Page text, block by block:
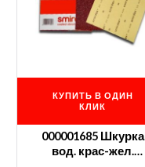
КУПИТЬ В ОДИН
КЛИК
000001685 Шкурка
вод. крас-жел.